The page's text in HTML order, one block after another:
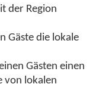
der Region
Gäste die lokale
Gästen einen
von lokalen